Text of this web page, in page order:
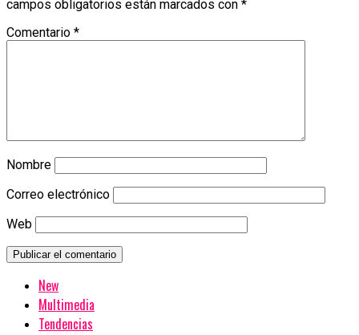
campos obligatorios están marcados con *
Comentario *
Nombre
Correo electrónico
Web
New
Multimedia
Tendencias